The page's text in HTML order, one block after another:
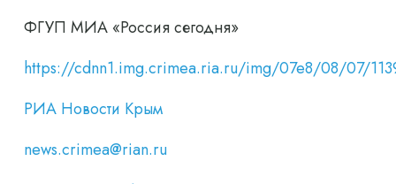
ФГУП МИА «Россия сегодня»
https://cdnn1.img.crimea.ria.ru/img/07e8/08/07/
РИА Новости Крым
news.crimea@rian.ru